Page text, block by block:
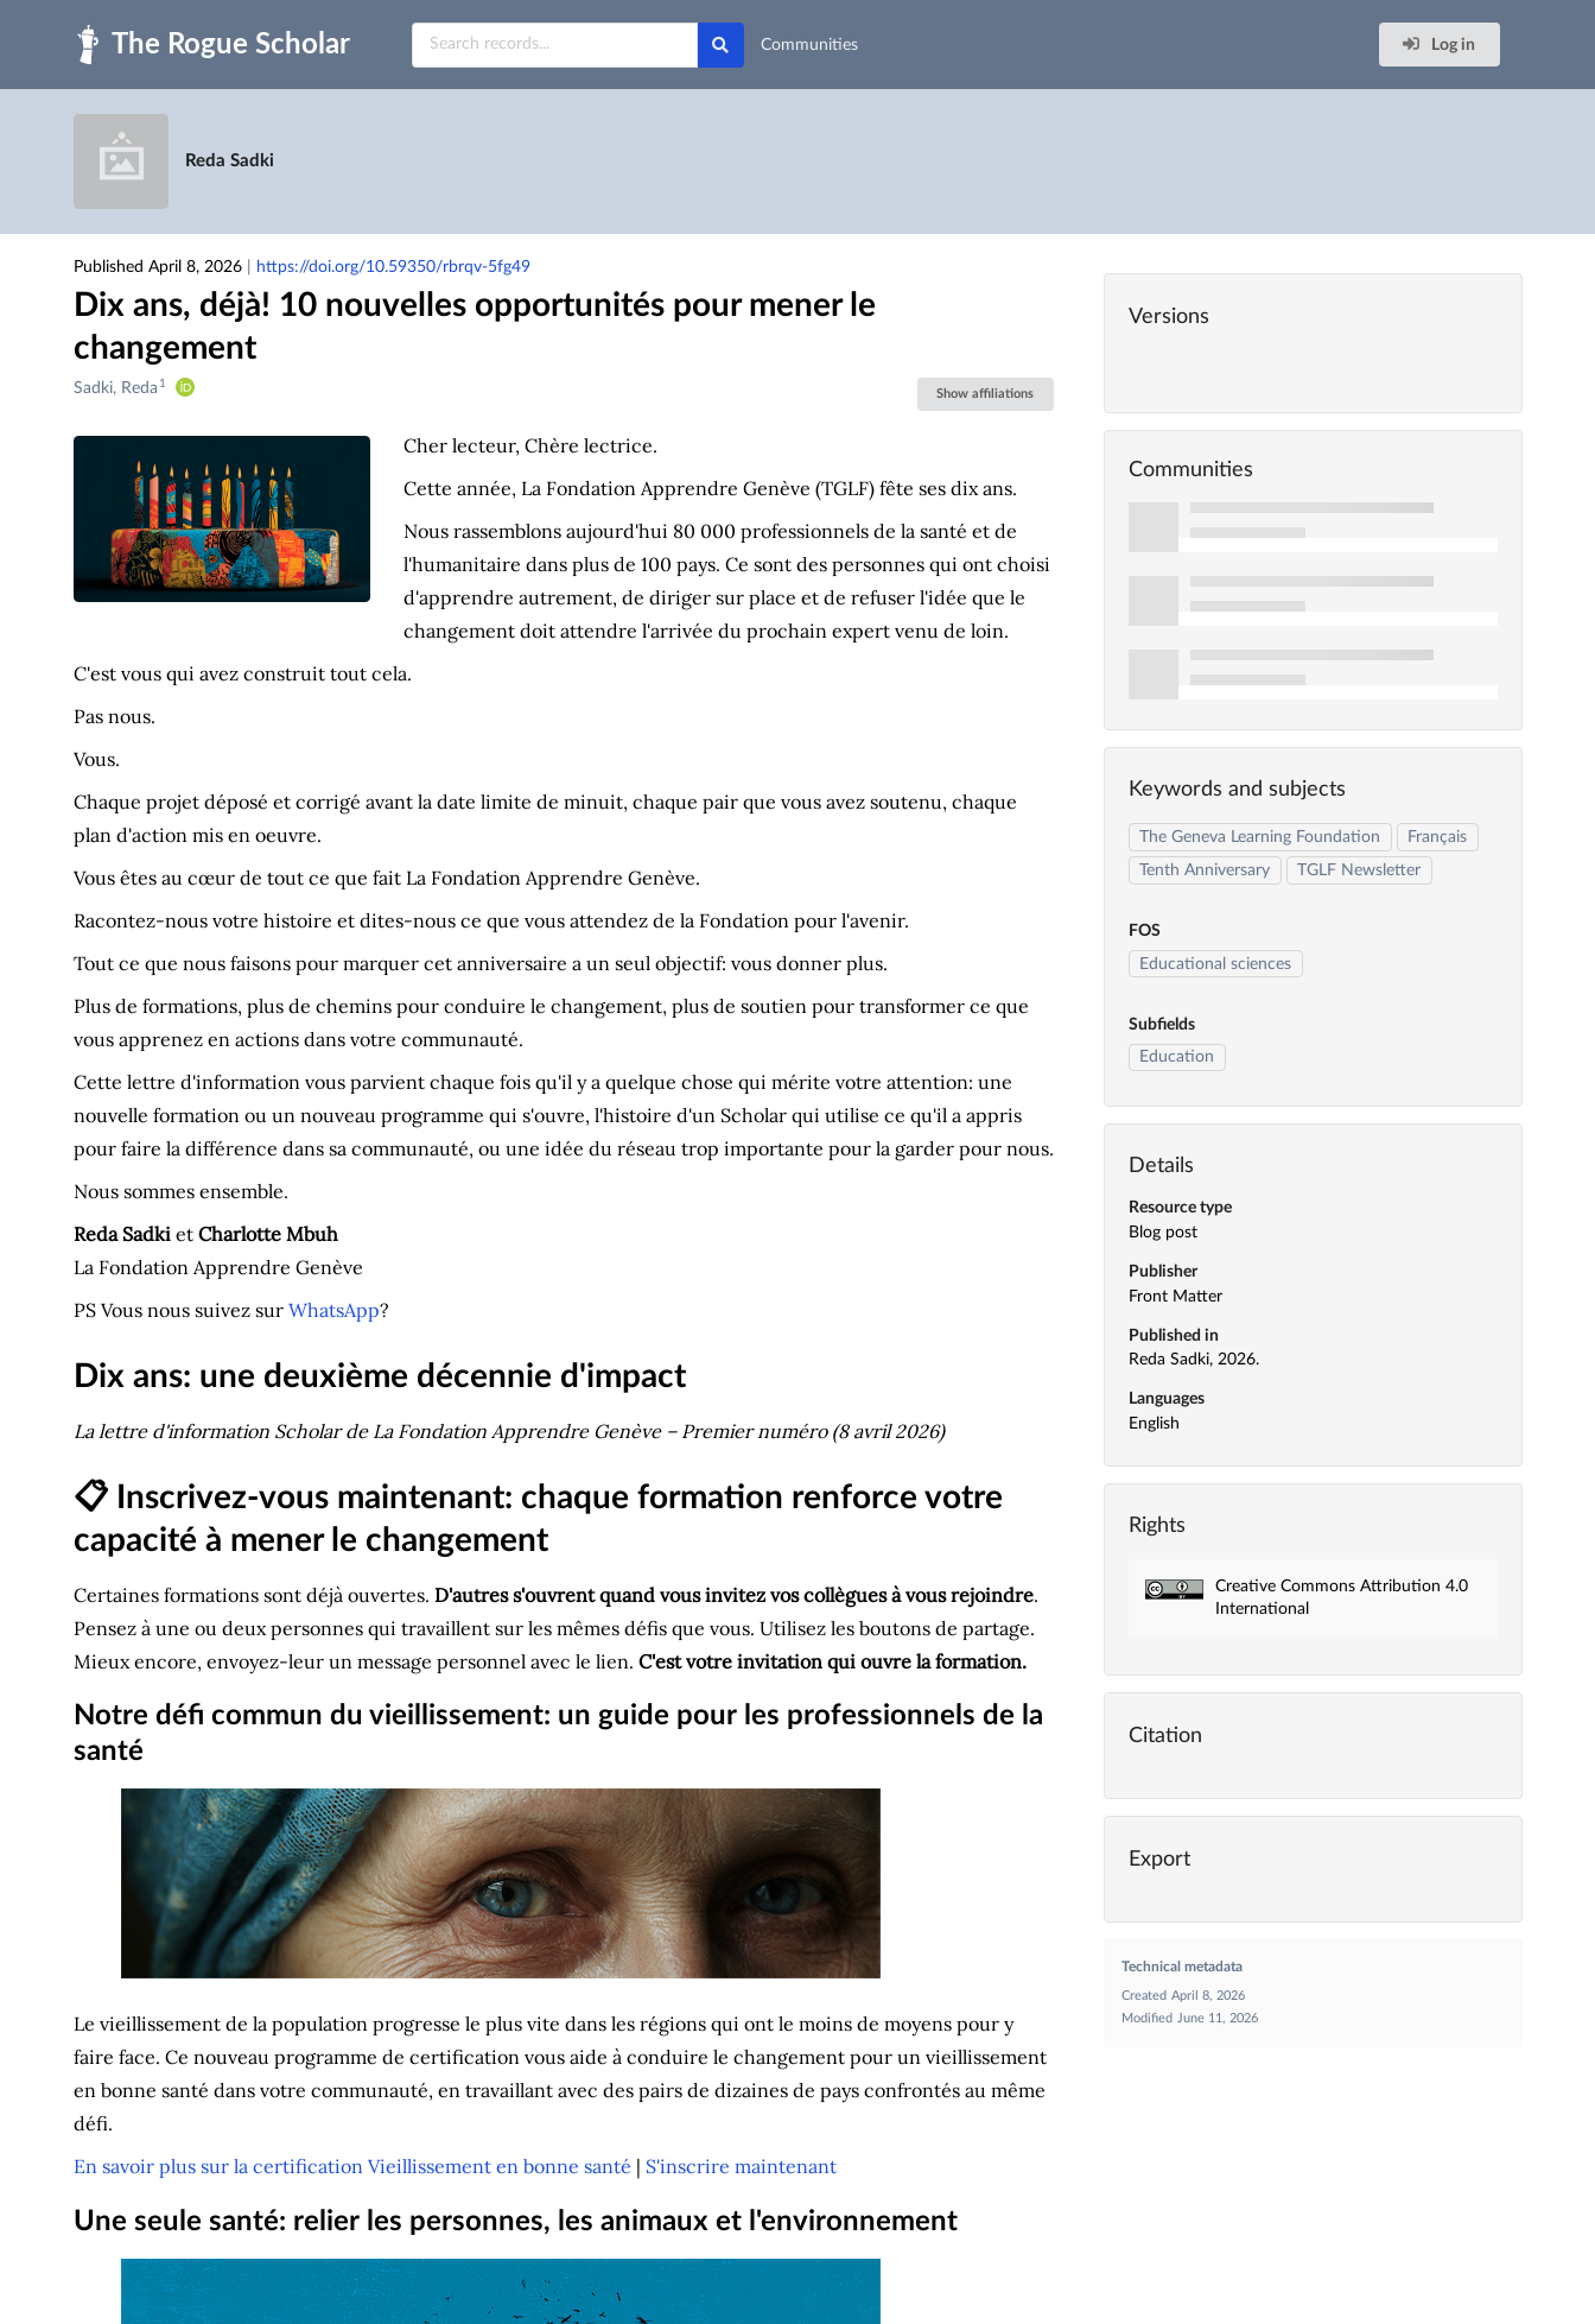
Skip to main
Communities
Log in
Reda Sadki
Published April 8, 2026 https://doi.org/10.59350/rbrqv-5fg49
Dix ans, déjà! 10 nouvelles opportunités pour mener le
changement
Creators
Contributors
Sadki, Reda 1
Show affiliations
Cher lecteur, Chère lectrice.
Cette année, La Fondation Apprendre Genève (TGLF) fête ses dix ans.
Nous rassemblons aujourd'hui 80 000 professionnels de la santé et de
l'humanitaire dans plus de 100 pays. Ce sont des personnes qui ont choisi
d'apprendre autrement, de diriger sur place et de refuser l'idée que le
changement doit attendre l'arrivée du prochain expert venu de loin.
C'est vous qui avez construit tout cela.
Pas nous.
Vous.
Chaque projet déposé et corrigé avant la date limite de minuit, chaque pair que vous avez soutenu, chaque
plan d'action mis en oeuvre.
Vous êtes au cœur de tout ce que fait La Fondation Apprendre Genève.
Racontez-nous votre histoire et dites-nous ce que vous attendez de la Fondation pour l'avenir.
Tout ce que nous faisons pour marquer cet anniversaire a un seul objectif: vous donner plus.
Plus de formations, plus de chemins pour conduire le changement, plus de soutien pour transformer ce que
vous apprenez en actions dans votre communauté.
Cette lettre d'information vous parvient chaque fois qu'il y a quelque chose qui mérite votre attention: une
nouvelle formation ou un nouveau programme qui s'ouvre, l'histoire d'un Scholar qui utilise ce qu'il a appris
pour faire la différence dans sa communauté, ou une idée du réseau trop importante pour la garder pour nous.
Nous sommes ensemble.
Reda Sadkiet Charlotte Mbuh
La Fondation Apprendre Genève
PS Vous nous suivez sur WhatsApp?
Dix ans: une deuxième décennie d'impact
La lettre d'information Scholar de La Fondation Apprendre Genève – Premier numéro (8 avril 2026)
📋 Inscrivez-vous maintenant: chaque formation renforce votre
capacité à mener le changement
Certaines formations sont déjà ouvertes. D'autres s'ouvrent quand vous invitez vos collègues à vous rejoindre.
Pensez à une ou deux personnes qui travaillent sur les mêmes défis que vous. Utilisez les boutons de partage.
Mieux encore, envoyez-leur un message personnel avec le lien. C'est votre invitation qui ouvre la formation.
Notre défi commun du vieillissement: un guide pour les professionnels de la
santé
Le vieillissement de la population progresse le plus vite dans les régions qui ont le moins de moyens pour y
faire face. Ce nouveau programme de certification vous aide à conduire le changement pour un vieillissement
en bonne santé dans votre communauté, en travaillant avec des pairs de dizaines de pays confrontés au même
défi.
En savoir plus sur la certification Vieillissement en bonne santé | S'inscrire maintenant
Une seule santé: relier les personnes, les animaux et l'environnement
Versions
Communities
Keywords and subjects
The Geneva Learning Foundation
Français
Tenth Anniversary
TGLF Newsletter
FOS
Educational sciences
Subfields
Education
Details
Resource type
Blog post
Publisher
Front Matter
Published in
Reda Sadki, 2026.
Languages
English
Rights
Creative Commons Attribution 4.0
International
Citation
Export
Technical metadata
Created April 8, 2026
Modified
June 11, 2026